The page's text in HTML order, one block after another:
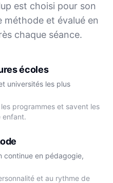
est choisi pour son
et évalué en
chaque séance.
écoles
universités les plus
programmes et savent les
enfant.
continue en pédagogie,
et au rythme de